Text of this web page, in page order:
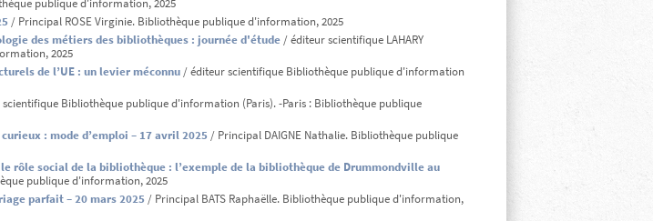
/ Principal ROSE Virginie. Bibliothèque publique d'information, 2025
des métiers des bibliothèques : journée d'étude/ éditeur scientifique LAHARY
2025
de l’UE : un levier méconnu/ éditeur scientifique Bibliothèque publique d'information
Bibliothèque publique d'information (Paris). -Paris : Bibliothèque publique
: mode d’emploi – 17 avril 2025/ Principal DAIGNE Nathalie. Bibliothèque publique
rôle social de la bibliothèque : l’exemple de la bibliothèque de Drummondville au
publique d'information, 2025
parfait – 20 mars 2025/ Principal BATS Raphaëlle. Bibliothèque publique d'information,